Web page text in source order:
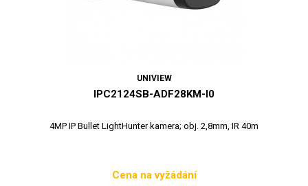
UNIVIEW
IPC2124SB-ADF28KM-I0
4MP IP Bullet LightHunter kamera; obj. 2,8mm, IR 40m
Cena
Cena na vyžádání